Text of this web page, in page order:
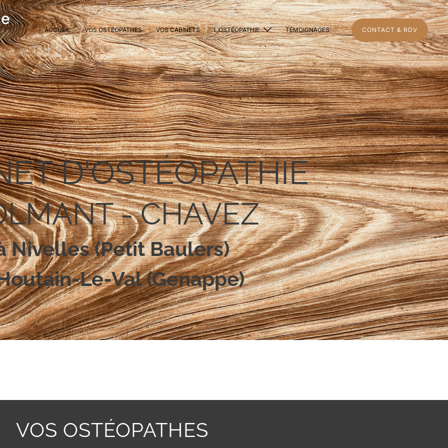
ACCUEIL VOS OSTÉOPATHES VOS CABINETS L’OSTÉOPATHIE TÉMOIGNAGES CONTACT & RDV
D'OSTÉOPATHIE
- CHAVEZ
Nivelles (Petit Baulers)
Le-Val (Genappe)
VOS OSTÉOPATHES